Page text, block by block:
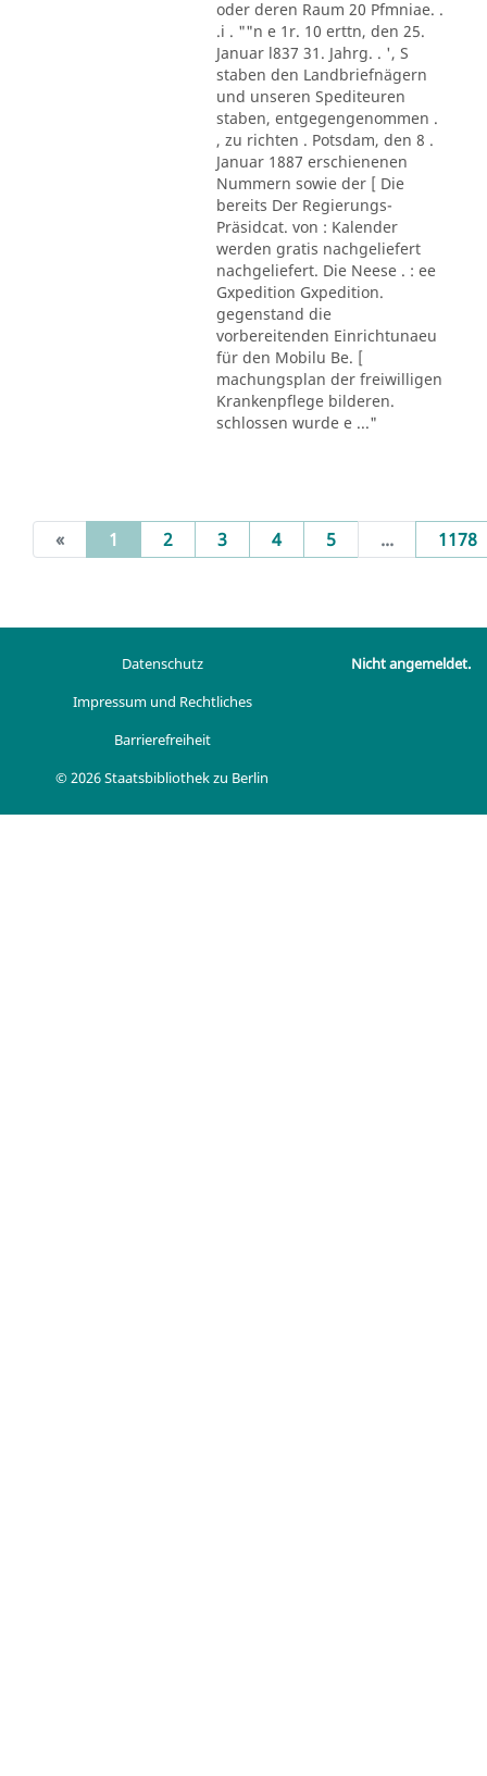
oder deren Raum 20 Pfmniae. .
.i . ""n e 1r. 10 erttn, den 25.
Januar l837 31. Jahrg. . ', S
staben den Landbriefnägern
und unseren Spediteuren
staben, entgegengenommen .
, zu richten . Potsdam, den 8 .
Januar 1887 erschienenen
Nummern sowie der [ Die
bereits Der Regierungs-
Präsidcat. von : Kalender
werden gratis nachgeliefert
nachgeliefert. Die Neese . : ee
Gxpedition Gxpedition.
gegenstand die
vorbereitenden Einrichtunaeu
für den Mobilu Be. [
machungsplan der freiwilligen
Krankenpflege bilderen.
schlossen wurde e ..."
« 1 (current)
2 3 4 5 ... 1178
Datenschutz
Impressum und Rechtliches
Barrierefreiheit
© 2026 Staatsbibliothek zu Berlin
Nicht angemeldet.